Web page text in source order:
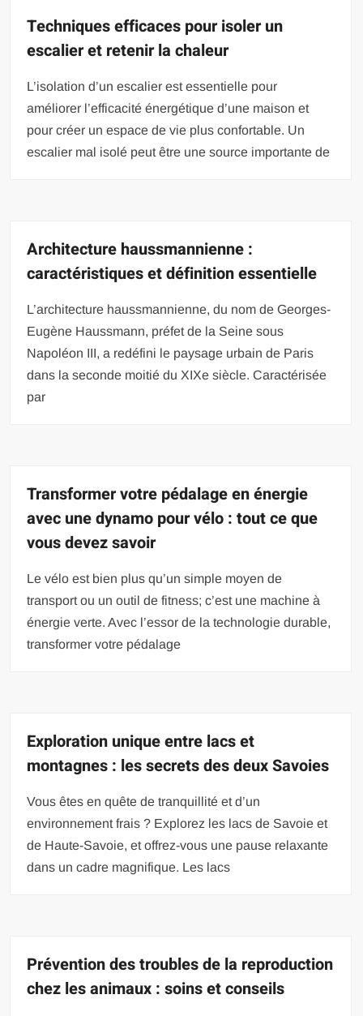
Techniques efficaces pour isoler un
escalier et retenir la chaleur
L’isolation d’un escalier est essentielle pour
améliorer l’efficacité énergétique d’une maison et
pour créer un espace de vie plus confortable. Un
escalier mal isolé peut être une source importante de
Architecture haussmannienne :
caractéristiques et définition essentielle
L’architecture haussmannienne, du nom de Georges-
Eugène Haussmann, préfet de la Seine sous
Napoléon III, a redéfini le paysage urbain de Paris
dans la seconde moitié du XIXe siècle. Caractérisée
par
Transformer votre pédalage en énergie
avec une dynamo pour vélo : tout ce que
vous devez savoir
Le vélo est bien plus qu’un simple moyen de
transport ou un outil de fitness; c’est une machine à
énergie verte. Avec l’essor de la technologie durable,
transformer votre pédalage
Exploration unique entre lacs et
montagnes : les secrets des deux Savoies
Vous êtes en quête de tranquillité et d’un
environnement frais ? Explorez les lacs de Savoie et
de Haute-Savoie, et offrez-vous une pause relaxante
dans un cadre magnifique. Les lacs
Prévention des troubles de la reproduction
chez les animaux : soins et conseils